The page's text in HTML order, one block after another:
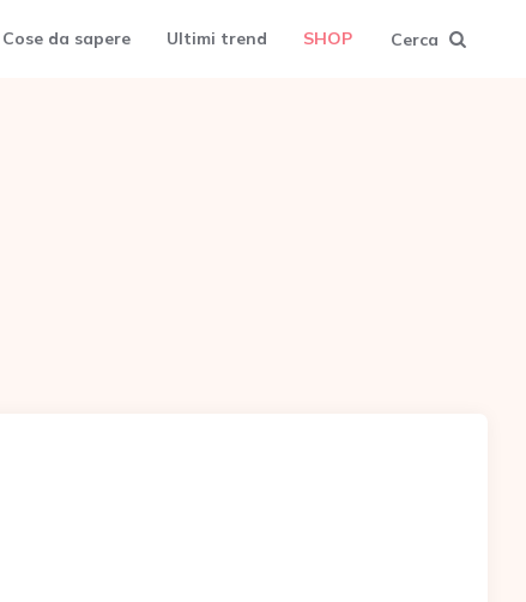
Cose da sapere Ultimi trend SHOP Cerca